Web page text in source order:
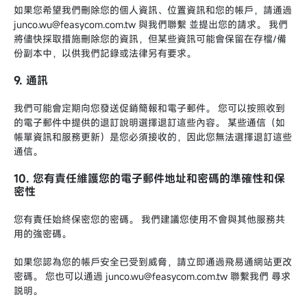
如果您希望我們刪除您的個人資訊、位置資訊和您的帳戶，請通過
junco.wu@feasycom.com.tw 與我們聯繫 並提出您的請求。 我們
將儘快採取措施刪除您的資訊，但某些資訊可能會保留在存檔/備
份副本中，以供我們記錄或法律另有要求。
9. 通訊
我們可能會定期向您發送促銷簡報和電子郵件。 您可以按照收到
的電子郵件中提供的退訂說明選擇退訂這些內容。 某些通信（如
帳單資訊和服務更新）是您必須接收的，因此您無法選擇退訂這些
通信。
10. 您有責任維護您的電子郵件地址和密碼的準確性和保
密性
您有責任始終保密您的密碼。 我們建議您使用不會與其他服務共
用的強密碼。
如果您認為您的帳戶安全已受到威脅，請立即通過飛易通網站更改
密碼。 您也可以通過 junco.wu@feasycom.com.tw 聯繫我們 尋求
説明。